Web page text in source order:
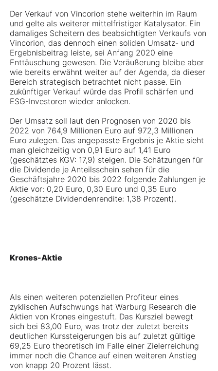
Der Verkauf von Vincorion stehe weiterhin im Raum
und gelte als weiterer mittelfristiger Katalysator. Ein
damaliges Scheitern des beabsichtigten Verkaufs von
Vincorion, das dennoch einen soliden Umsatz- und
Ergebnisbeitrag leiste, sei Anfang 2020 eine
Enttäuschung gewesen. Die Veräußerung bleibe aber
wie bereits erwähnt weiter auf der Agenda, da dieser
Bereich strategisch betrachtet nicht passe. Ein
zukünftiger Verkauf würde das Profil schärfen und
ESG-Investoren wieder anlocken.
Der Umsatz soll laut den Prognosen von 2020 bis
2022 von 764,9 Millionen Euro auf 972,3 Millionen
Euro zulegen. Das angepasste Ergebnis je Aktie sieht
man gleichzeitig von 0,91 Euro auf 1,41 Euro
(geschätztes KGV: 17,9) steigen. Die Schätzungen für
die Dividende je Anteilsschein sehen für die
Geschäftsjahre 2020 bis 2022 folgende Zahlungen je
Aktie vor: 0,20 Euro, 0,30 Euro und 0,35 Euro
(geschätzte Dividendenrendite: 1,38 Prozent).
Krones-Aktie
Als einen weiteren potenziellen Profiteur eines
zyklischen Aufschwungs hat Warburg Research die
Aktien von Krones eingestuft. Das Kursziel bewegt
sich bei 83,00 Euro, was trotz der zuletzt bereits
deutlichen Kurssteigerungen bis auf zuletzt gültige
69,25 Euro theoretisch im Falle einer Zielerreichung
immer noch die Chance auf einen weiteren Anstieg
von knapp 20 Prozent lässt.